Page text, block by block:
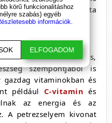
a fahéj kellemes illata
szexuális élményeket.
a konyhában hasznos,
szempontjából is
vitaminokban és
például C-vitamin és
az energia és az
A petrezselyem kivonat
körű funkcionalitáshoz
szabás) egyéb
információk.
ELFOGADOM